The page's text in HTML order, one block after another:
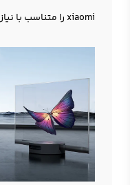
xiaomi را متناسب با نیاز واقعی خود تهیه کنید.